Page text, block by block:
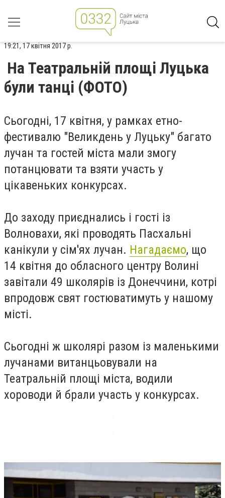
19:21, 17 квітня 2017 р.
На Театральній площі Луцька
були танці (ФОТО)
Сьогодні, 17 квітня, у рамках етно-
фестивалю "Великдень у Луцьку" багато
лучан та гостей міста мали змогу
потанцювати та взяти участь у
цікавеньких конкурсах.
До заходу приєднались і гості із
Волновахи, які проводять Пасхальні
канікули у сім'ях лучан. Нагадаємо, що
14 квітня до обласного центру Волині
завітали 49 школярів із Донеччини, котрі
впродовж свят гостюватимуть у нашому
місті.
Сьогодні ж школярі разом із маленькими
лучанами витанцьовували на
Театральній площі міста, водили
хороводи й брали участь у конкурсах.